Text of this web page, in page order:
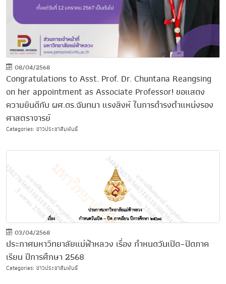
08/04/2568
Congratulations to Asst. Prof. Dr. Chuntana Reangsing
on her appointment as Associate Professor! ขอแสดง
ความยินดีกับ ผศ.ดร.ฉันทนา แรงสิงห์ ในการดำรงตำแหน่งรอง
ศาสตราจารย์
Categories: ข่าวประชาสัมพันธ์
03/04/2568
ประกาศมหาวิทยาลัยแม่ฟ้าหลวง เรื่อง กำหนดวันเปิด–ปิดภาค
เรียน ปีการศึกษา 2568
Categories: ข่าวประชาสัมพันธ์